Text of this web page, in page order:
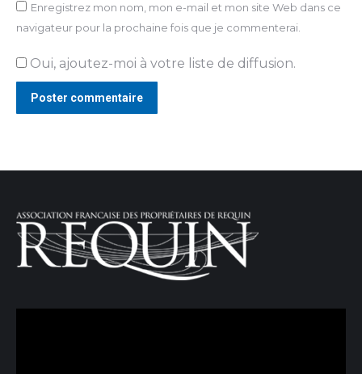
Enregistrez mon nom, mon e-mail et mon site Web dans ce
navigateur pour la prochaine fois que je commenterai.
Oui, ajoutez-moi à votre liste de diffusion.
Poster commentaire